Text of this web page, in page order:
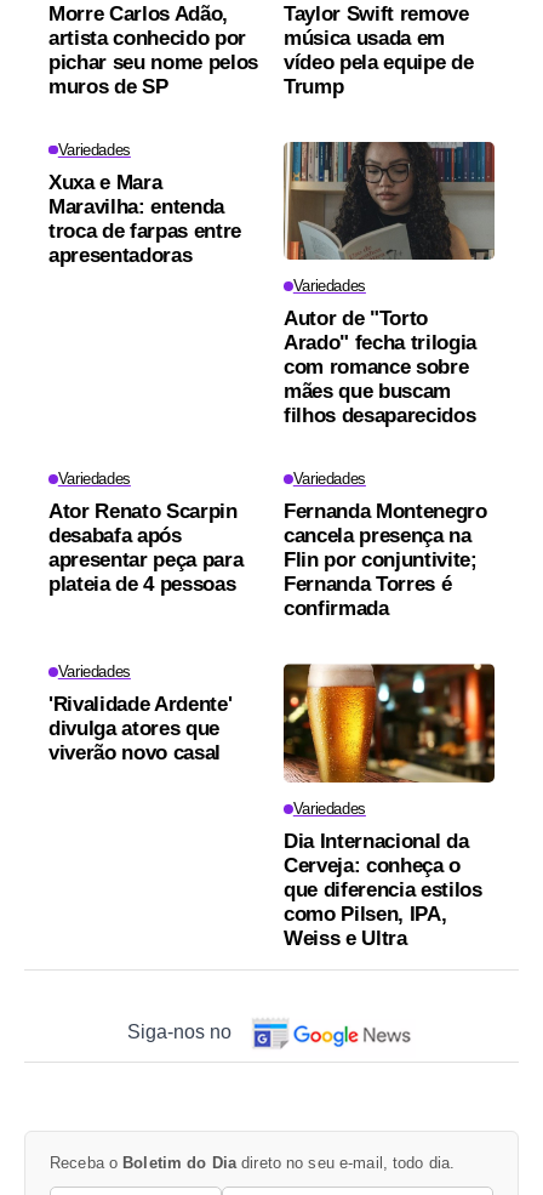
Morre Carlos Adão,
artista conhecido por
pichar seu nome pelos
muros de SP
Taylor Swift remove
música usada em
vídeo pela equipe de
Trump
Variedades
Xuxa e Mara
Maravilha: entenda
troca de farpas entre
apresentadoras
Variedades
Autor de "Torto
Arado" fecha trilogia
com romance sobre
mães que buscam
filhos desaparecidos
Variedades
Ator Renato Scarpin
desabafa após
apresentar peça para
plateia de 4 pessoas
Variedades
Fernanda Montenegro
cancela presença na
Flin por conjuntivite;
Fernanda Torres é
confirmada
Variedades
'Rivalidade Ardente'
divulga atores que
viverão novo casal
Variedades
Dia Internacional da
Cerveja: conheça o
que diferencia estilos
como Pilsen, IPA,
Weiss e Ultra
Siga-nos no
Receba o Boletim do Diadireto no seu e-mail, todo dia.